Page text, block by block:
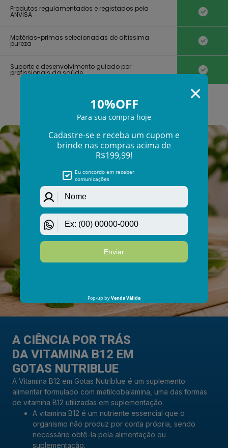
Produtos regulamentados e registados pela
ANVISA
Matérias-primas selecionadas de altíssima
pureza
Suporte e desenvolvimento guiado por
profissionais da saúde
A CIÊNCIA POR TRÁS
DA VITAMINA B12 EM
GOTAS NUTRIBLUE
A Vitamina B12 em Gotas Nutriblue é um suplemento
alimentar formulado com metilcobalamina, uma das formas
de vitamina B12 utilizadas em suplementação.
A vitamina B12 é um nutriente essencial que o
organismo não produz por conta própria, sendo
necessário obtê-la pela alimentação ou
suplementação.